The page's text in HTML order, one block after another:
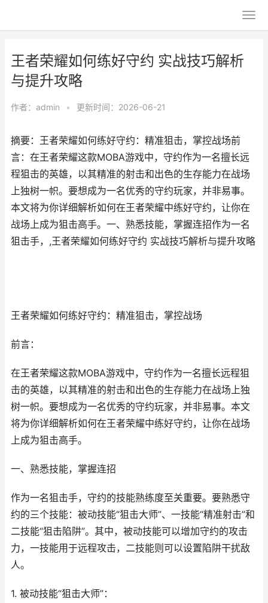
王者荣耀如何练好守约 实战技巧解析
与提升攻略
作者： admin • 更新时间：2026-06-21
摘要：王者荣耀如何练好守约：精准狙击，掌控战场前
言：在王者荣耀这款MOBA游戏中，守约作为一名擅长远
程狙击的英雄，以其精准的射击和出色的生存能力在战场
上独树一帜。要想成为一名优秀的守约玩家，并非易事。
本文将为你详细解析如何在王者荣耀中练好守约，让你在
战场上成为狙击高手。一、熟悉技能，掌握连招作为一名
狙击手，,王者荣耀如何练好守约 实战技巧解析与提升攻略
王者荣耀如何练好守约：精准狙击，掌控战场
前言：
在王者荣耀这款MOBA游戏中，守约作为一名擅长远程狙
击的英雄，以其精准的射击和出色的生存能力在战场上独
树一帜。要想成为一名优秀的守约玩家，并非易事。本文
将为你详细解析如何在王者荣耀中练好守约，让你在战场
上成为狙击高手。
一、熟悉技能，掌握连招
作为一名狙击手，守约的技能熟练度至关重要。要熟悉守
约的三个技能：被动技能“狙击大师”、一技能“精准射击”和
二技能“狙击陷阱”。其中，被动技能可以增加守约的攻击
力，一技能用于远程攻击，二技能则可以设置陷阱干扰敌
人。
1. 被动技能“狙击大师”：